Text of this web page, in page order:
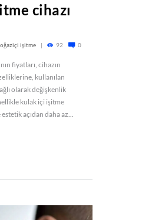
cihazı
işitme 92 0
fiyatları, cihazın
kullanılan
olarak değişkenlik
kulak içi işitme
açıdan daha az...